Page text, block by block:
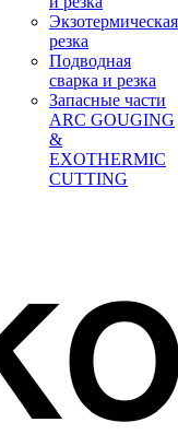
Экзотермическая
резка
Подводная
сварка и резка
Запасные части
ARC GOUGING
&
EXOTHERMIC
CUTTING